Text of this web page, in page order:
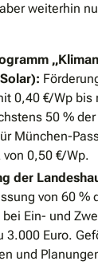
weiterhin
0,40 €/Wp bis
50 %
München-
0,50 €/Wp.
der
von 60 %
Ein- und
3.000 Euro.
und